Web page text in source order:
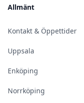
Allmänt
Kontakt & Öppettider
Uppsala
Enköping
Norrköping